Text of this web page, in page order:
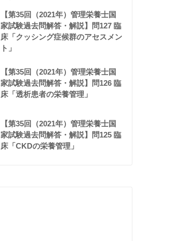
【第35回（2021年）管理栄養士国
家試験過去問解答・解説】問127 臨
床「クッシング症候群のアセスメン
ト」
【第35回（2021年）管理栄養士国
家試験過去問解答・解説】問126 臨
床「透析患者の栄養管理」
【第35回（2021年）管理栄養士国
家試験過去問解答・解説】問125 臨
床「CKDの栄養管理」